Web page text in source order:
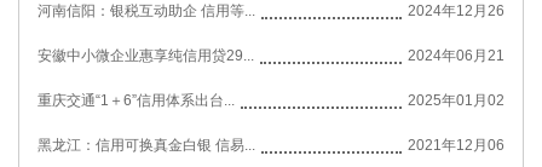
河南信阳：银税互动助企 信用等... 2024年12月26
安徽中小微企业惠享纯信用贷29... 2024年06月21
重庆交通“1＋6”信用体系出台... 2025年01月02
黑龙江：信用可换真金白银 信易... 2021年12月06